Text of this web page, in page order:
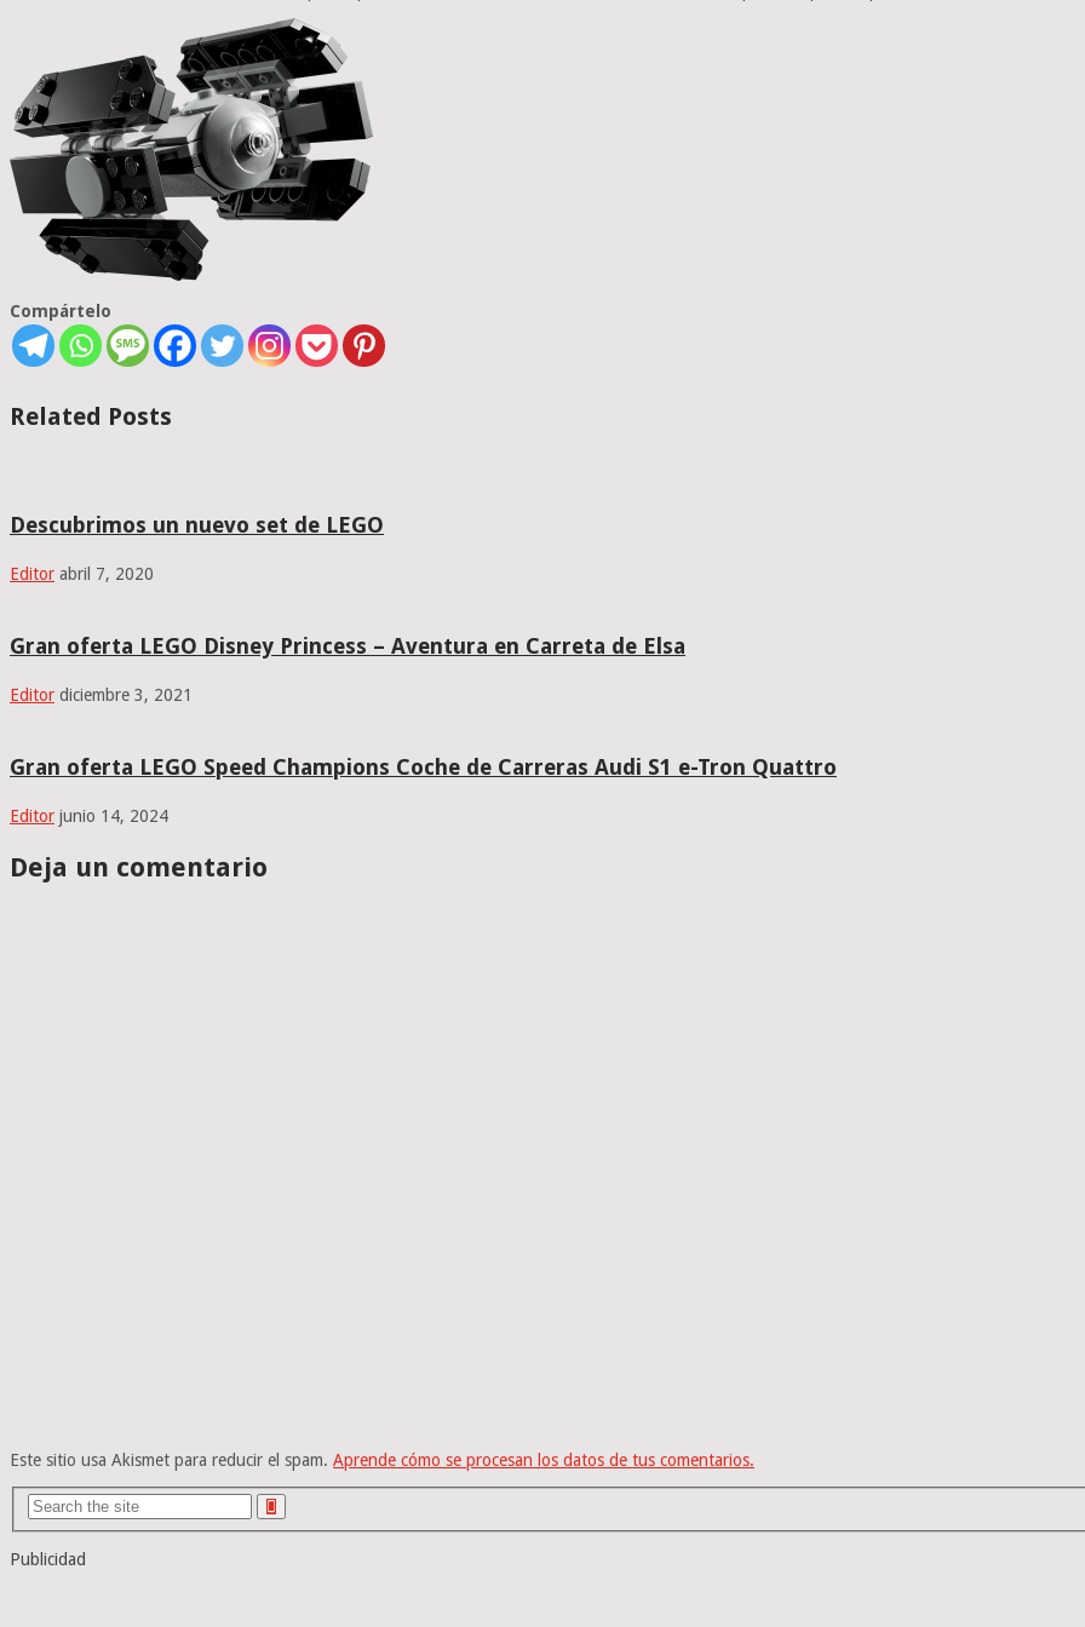
Compártelo
Related Posts
Descubrimos un nuevo set de LEGO
Editor abril 7, 2020
Gran oferta LEGO Disney Princess – Aventura en Carreta de Elsa
Editor diciembre 3, 2021
Gran oferta LEGO Speed Champions Coche de Carreras Audi S1 e-Tron Quattro
Editor junio 14, 2024
Deja un comentario
Este sitio usa Akismet para reducir el spam. Aprende cómo se procesan los datos de tus comentarios.
Publicidad